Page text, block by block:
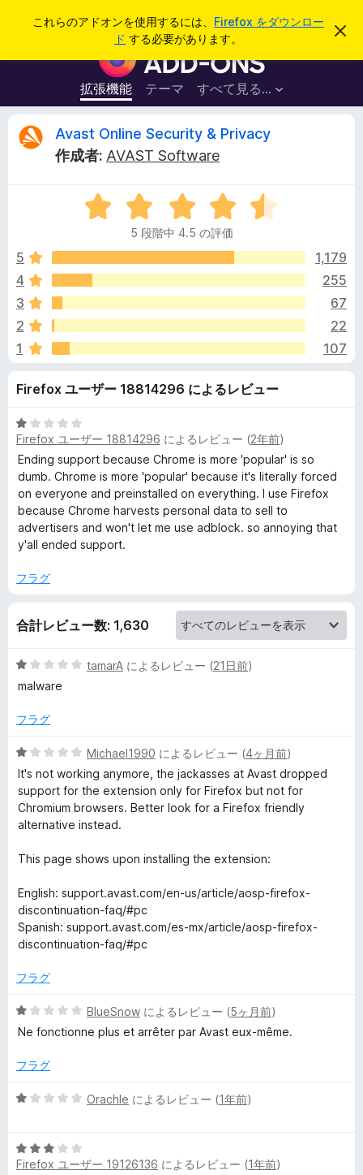
これらのアドオンを使用するには、 Firefox をダウンロー
ド する必要があります。
こ
を
F
i
r
e
x
ラ
ウ
ザ
ー
ド
オ
ン
拡張機能 テーマ すべて見る...
ログイン
A
s
t
O
n
l
i
n
e
e
u
i
t
y
&
P
r
i
v
c
y
Avast Online Security & Privacy
作成者: AVAST Software
5
段
中
.
の
価
5 段階中 4.5 の評価
5
1,179
4
255
3
67
2
22
1
107
Firefox ユーザー 18814296 によるレビュー
5
段
階
中
1
の
評
価
Firefox ユーザー 18814296 によるレビュー (2年前)
Ending support because Chrome is more 'popular' is so
dumb. Chrome is more 'popular' because it's literally forced
on everyone and preinstalled on everything. I use Firefox
because Chrome harvests personal data to sell to
advertisers and won't let me use adblock. so annoying that
y'all ended support.
フラグ
合計レビュー数: 1,630
5
段
中
の
評
tamarA によるレビュー (21日前)
malware
フラグ
5
段
階
中
1
評
Michael1990 によるレビュー (4ヶ月前)
It's not working anymore, the jackasses at Avast dropped
support for the extension only for Firefox but not for
Chromium browsers. Better look for a Firefox friendly
alternative instead.
This page shows upon installing the extension:
English: support.avast.com/en-us/article/aosp-firefox-
discontinuation-faq/#pc
Spanish: support.avast.com/es-mx/article/aosp-firefox-
discontinuation-faq/#pc
フラグ
5
段
中
の
BlueSnow によるレビュー (5ヶ月前)
Ne fonctionne plus et arrêter par Avast eux-même.
フラグ
5
中
1
Orachle によるレビュー (1年前)
5
段
Firefox ユーザー 19126136 によるレビュー (1年前)